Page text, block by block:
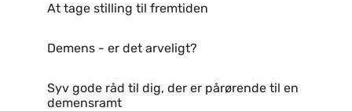
At tage stilling til fremtiden
Demens - er det arveligt?
Syv gode råd til dig, der er pårørende til en
demensramt